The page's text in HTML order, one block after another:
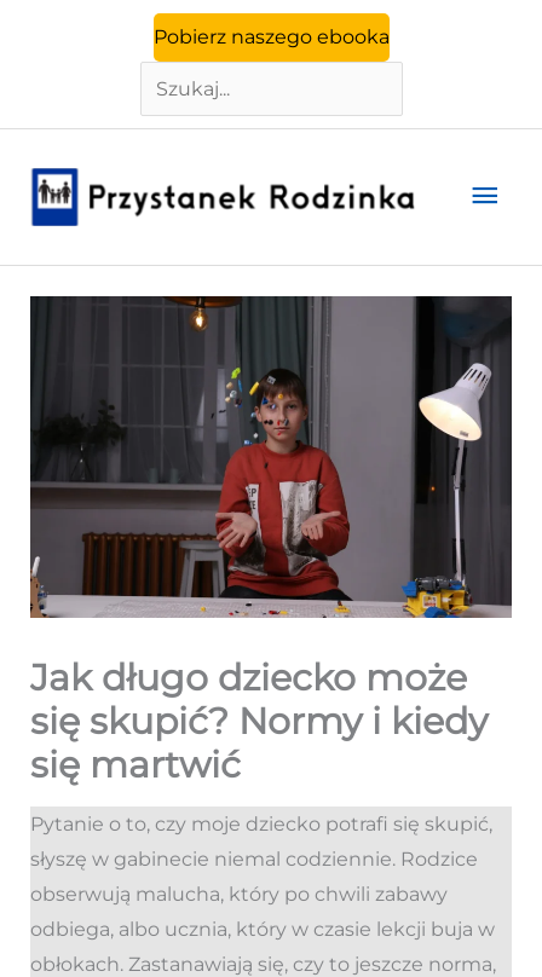
Pobierz naszego ebooka
Szukaj
Jak długo dziecko może
się skupić? Normy i kiedy
się martwić
Pytanie o to, czy moje dziecko potrafi się skupić,
słyszę w gabinecie niemal codziennie. Rodzice
obserwują malucha, który po chwili zabawy
odbiega, albo ucznia, który w czasie lekcji buja w
obłokach. Zastanawiają się, czy to jeszcze norma,